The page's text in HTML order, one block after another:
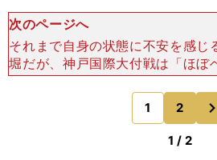
次のページへ
それまで自身の状態に不安を感じ
堀だが、神戸国際大付戦は「ほぼ
ったと語る。だが試合には敗れ、
は終わった。「秋には打てなかっ
てましたし、夏
1 2
1 / 2